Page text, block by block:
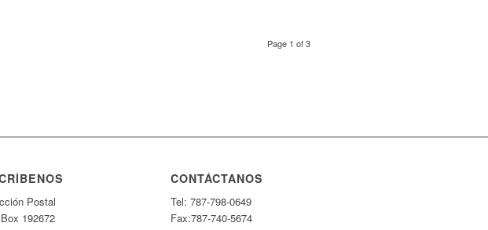
Page 1 of 3
Postal
192672
CONTÁCTANOS
Tel: 787-798-0649
Fax:787-740-5674